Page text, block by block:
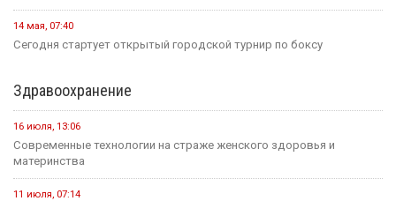
14 мая, 07:40
Сегодня стартует открытый городской турнир по боксу
Здравоохранение
16 июля, 13:06
Современные технологии на страже женского здоровья и
материнства
11 июля, 07:14